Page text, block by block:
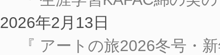
2026年2月13日
『 アートの旅2026冬号・